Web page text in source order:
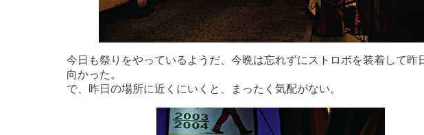
今日も祭りをやっているようだ、今晩は忘れずにストロボを装着して昨
向かった。
で、昨日の場所に近くにいくと、まったく気配がない。